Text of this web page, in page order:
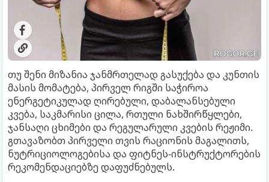
თუ შენი მიზანია ჯანმრთელად გასუქება და კუნთის
მასის მომატება, პირველ რიგში საჭიროა
ენერგეტიკულად ღირებული, დაბალანსებული
კვება, საკმარისი ცილა, რთული ნახშირწყლები,
ჯანსაღი ცხიმები და რეგულარული კვების რეჟიმი.
გთავაზობთ პირველი თვის რაციონის მაგალითს,
ნუტრიციოლოგებისა და ფიტნეს-ინსტრუქტორების
რეკომენდაციებზე დაფუძნებულს.